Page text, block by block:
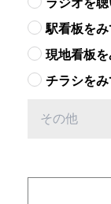
駅看板をみ
現地看板を
チラシをみ